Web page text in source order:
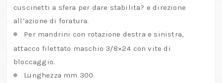
cuscinetti a sfera per dare stabilita? e direzione
all’azione di foratura.
Per mandrini con rotazione destra e sinistra,
attacco filettato maschio 3/8×24 con vite di
bloccaggio.
Lunghezza mm 300.